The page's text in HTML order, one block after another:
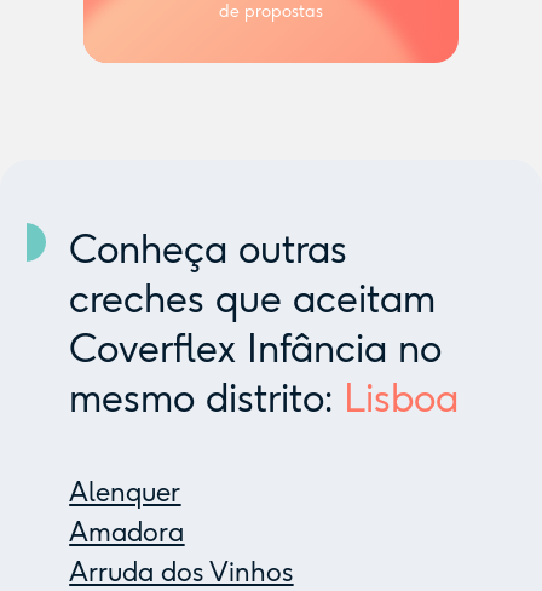
de propostas
Conheça outras
creches que aceitam
Coverflex Infância no
mesmo distrito: Lisboa
Alenquer
Amadora
Arruda dos Vinhos